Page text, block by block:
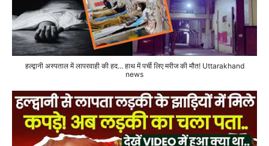
हल्द्वानी अस्पताल में लापरवाही की हद... हाथ में पर्ची लिए मरीज की मौत! Uttarakhand
news